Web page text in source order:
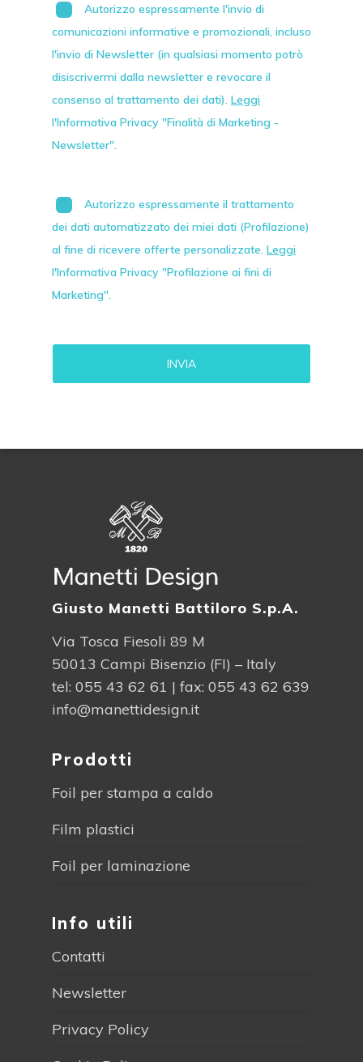
Autorizzo espressamente l'invio di
comunicazioni informative e promozionali, incluso
l'invio di Newsletter (in qualsiasi momento potrò
disiscrivermi dalla newsletter e revocare il
consenso al trattamento dei dati). Leggi
l'Informativa Privacy "Finalità di Marketing -
Newsletter".
Autorizzo espressamente il trattamento
dei dati automatizzato dei miei dati (Profilazione)
al fine di ricevere offerte personalizzate. Leggi
l'Informativa Privacy "Profilazione ai fini di
Marketing".
Giusto Manetti Battiloro S.p.A.
Via Tosca Fiesoli 89 M
50013 Campi Bisenzio (FI) – Italy
tel: 055 43 62 61 | fax: 055 43 62 639
info@manettidesign.it
Prodotti
Foil per stampa a caldo
Film plastici
Foil per laminazione
Info utili
Contatti
Newsletter
Privacy Policy